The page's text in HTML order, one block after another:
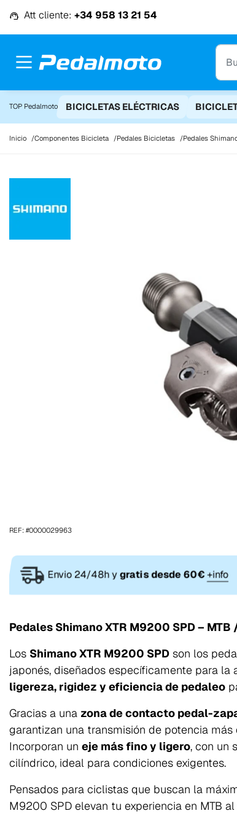
Att cliente: +34 958 13 21 54
TOP Pedalmoto BICICLETAS ELÉCTRICAS
Inicio Componentes Bicicleta Pedales Bicicletas Pedales
REF: #0000029963
Envio 24/48h ygratis desde 60€ +info
Pedales Shimano XTR M9200 SPD – MTB
Los Shimano XTR M9200 SPD son los
japonés, diseñados específicamente para la
ligereza, rigidez y eficiencia de pedaleo
Gracias a una zona de contacto pedal-
garantizan una transmisión de potencia
Incorporan un eje más fino y ligero, con un
cilíndrico, ideal para condiciones exigentes.
Pensados para ciclistas que buscan la
M9200 SPD elevan tu experiencia en MTB